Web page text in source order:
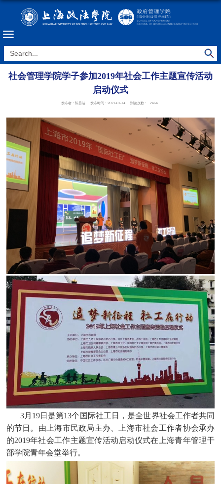
社会管理学院学子参加2019年社会工作主题宣传活动
启动仪式
发布者：陈昌洁 发布时间：2021-01-14 浏览次数： 2464
3月 19日是第13个国际社工日，是全世界社会工作者共同
的节日。由上海市民政局主办、上海市社会工作者协会承办
的2019年社会工作主题宣传活动启动仪式在上海青年管理干
部学院青年会堂举行。